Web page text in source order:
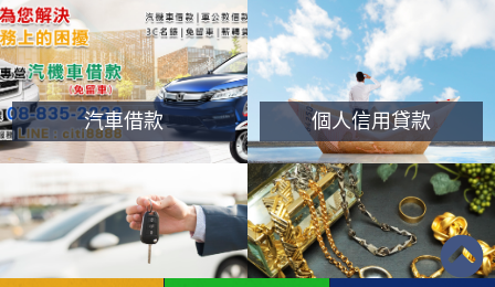
汽車借款 個人信用貸款